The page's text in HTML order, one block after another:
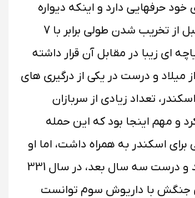
خود حرفهایی دارد و اینکه دیواره
های این قلعه درست قبل از تخریب شدن طولی برابر با 7
ای زیبا در مقابل آن قرار داشته
334 پیش از میلاد و درست در یکی از درگیری های
تعداد زیادی از سربازان
و مهم اینجا بود که این حمله
اسکندر به همراه داشت، اما او
دست از تلاشش نکشید و درست سه سال بعد، در سال 331
جنگش با داریوش سوم توانست